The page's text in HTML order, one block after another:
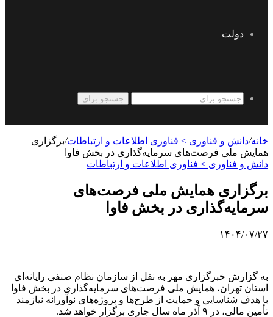
دولت
جستجو برای
خانه/دانش و فناوری > فناوری اطلاعات و ارتباطات/برگزاری
همایش ملی فرصت‌های سرمایه‌گذاری در بخش فاوا
دانش و فناوری > فناوری اطلاعات و ارتباطات
برگزاری همایش ملی فرصت‌های
سرمایه‌گذاری در بخش فاوا
۱۴۰۴/۰۷/۲۷
به گزارش خبرگزاری مهر به نقل از سازمان نظام صنفی رایانه‌ای
استان تهران، همایش ملی فرصت‌های سرمایه‌گذاری در بخش فاوا
با هدف شناسایی و حمایت از طرح‌ها و پروژه‌های نوآورانه نیازمند
تأمین مالی، در ۹ آذر ماه سال جاری برگزار خواهد شد.